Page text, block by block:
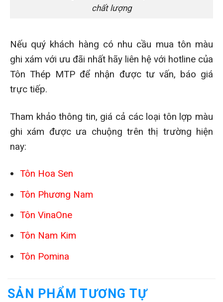
chất lượng
Nếu quý khách hàng có nhu cầu mua tôn màu
ghi xám với ưu đãi nhất hãy liên hệ với hotline của
Tôn Thép MTP để nhận được tư vấn, báo giá
trực tiếp.
Tham khảo thông tin, giá cả các loại tôn lợp màu
ghi xám được ưa chuộng trên thị trường hiện
nay:
Tôn Hoa Sen
Tôn Phương Nam
Tôn VinaOne
Tôn Nam Kim
Tôn Pomina
SẢN PHẨM TƯƠNG TỰ